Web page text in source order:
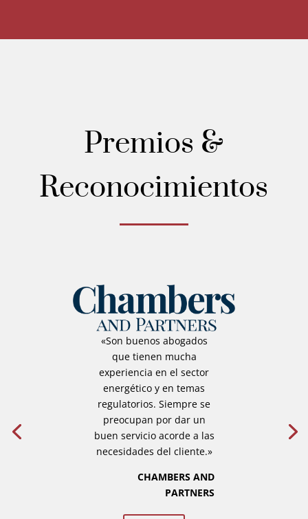
Premios &
Reconocimientos
«Son buenos abogados
que tienen mucha
experiencia en el sector
energético y en temas
regulatorios. Siempre se
preocupan por dar un
buen servicio acorde a las
necesidades del cliente.»
CHAMBERS AND
PARTNERS